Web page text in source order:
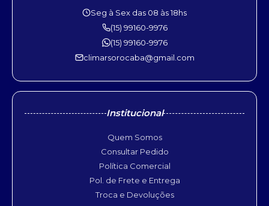
Seg à Sex das 08 às 18hs
(15) 99160-9976
(15) 99160-9976
climarsorocaba@gmail.com
Institucional
Quem Somos
Consultar Pedido
Política Comercial
Pol. de Frete e Entrega
Troca e Devoluções